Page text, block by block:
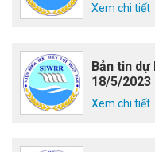
Xem chi tiết
Bản tin
18/5/2023
Xem chi tiết